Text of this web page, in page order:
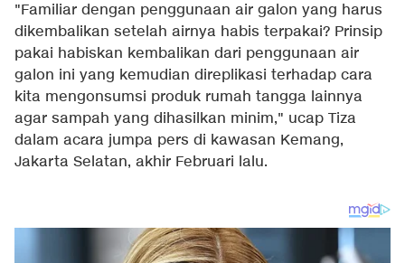
"Familiar dengan penggunaan air galon yang harus
dikembalikan setelah airnya habis terpakai? Prinsip
pakai habiskan kembalikan dari penggunaan air
galon ini yang kemudian direplikasi terhadap cara
kita mengonsumsi produk rumah tangga lainnya
agar sampah yang dihasilkan minim," ucap Tiza
dalam acara jumpa pers di kawasan Kemang,
Jakarta Selatan, akhir Februari lalu.